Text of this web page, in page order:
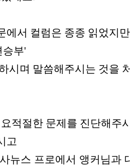
에서 컬럼은 종종 읽었지
승부'
시며 말씀해주시는 것을
적절한 문제를 진단해주
고
뉴스 프로에서 앵커님과